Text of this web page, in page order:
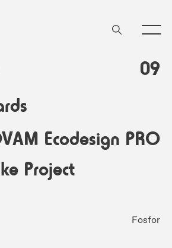
09
Ecodesign PRO
Project
Fosfor